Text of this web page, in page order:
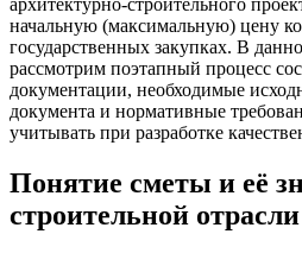
начальную (максимальную) цену
государственных закупках. В
рассмотрим поэтапный процесс
документации, необходимые
документа и нормативные
учитывать при разработке
Понятие сметы и её
строительной отрасли